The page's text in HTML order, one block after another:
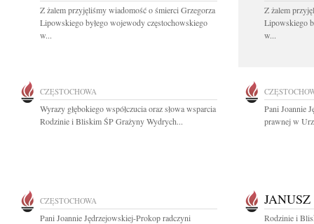
Z żalem przyjęliśmy wiadomość o śmierci Grzegorza
Lipowskiego byłego wojewody częstochowskiego
w...
Z żalem
Lipowskiego
w...
CZĘSTOCHOWA
Wyrazy głębokiego współczucia oraz słowa wsparcia
Rodzinie i Bliskim ŚP Grażyny Wydrych...
Pani Joannie
prawnej w
CZĘSTOCHOWA
Pani Joannie Jędrzejowskiej-Prokop radczyni
Rodzinie i